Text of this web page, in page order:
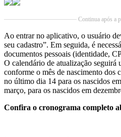
Continua após a
Ao entrar no aplicativo, o usuário
seu cadastro”. Em seguida, é
documentos pessoais (identidade,
O calendário de atualização seguirá
conforme o mês de nascimento dos
no último dia 14 para os nascidos
março, para os nascidos em
Confira o cronograma completo